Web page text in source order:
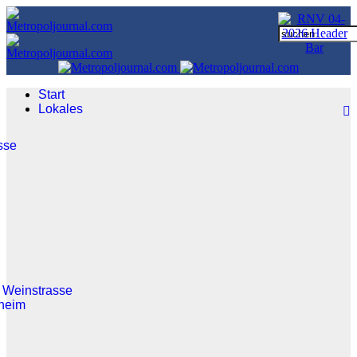
Start
Lokales